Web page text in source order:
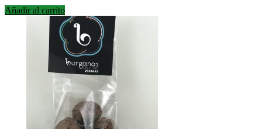
Añadir al carrito